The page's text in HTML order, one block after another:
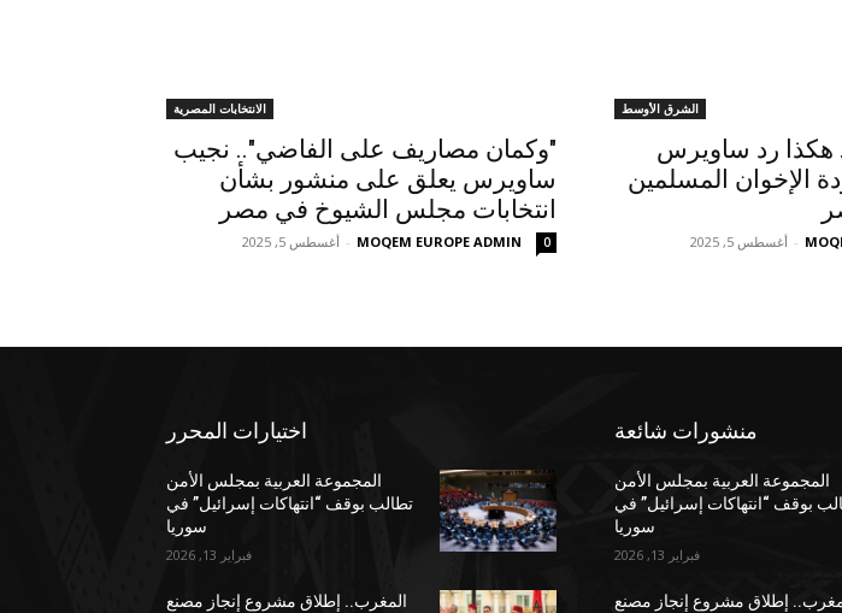
الشرق الأوسط
رد ساويرس
الإخوان المسلمين
- أغسطس 5, 2025
الانتخابات المصرية
"وكمان مصاريف على الفاضي".. نجيب
ساويرس يعلق على منشور بشأن
انتخابات مجلس الشيوخ في مصر
MOQEM EUROPE ADMIN
- أغسطس 5, 2025 0
اختيارات المحرر
المجموعة العربية بمجلس الأمن
تطالب بوقف “انتهاكات إسرائيل” في
سوريا
فبراير 13, 2026
المغرب.. إطلاق مشروع إنجاز مصنع
منشورات شائعة
المجموعة العربية بمجلس الأمن
بوقف “انتهاكات إسرائيل” في
سوريا
فبراير 13, 2026
إطلاق مشروع إنجاز مصنع